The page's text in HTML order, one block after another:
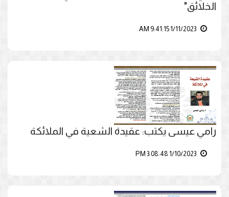
الخلائق"
رامي عيسى يكتب: عقيدة الشعية في الملائكة